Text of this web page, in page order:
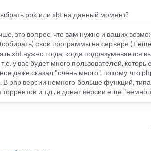
ppk или xbt на данный момент?
это вопрос, что вам нужно и ваших
свои программы на сервере (+
xbt нужно тогда, когда подразумевается
у вас будет много пользователей,
даже сказал "очень много", потому-что
php версии немного больше функций, типа
и т.д., в донат версии ещё